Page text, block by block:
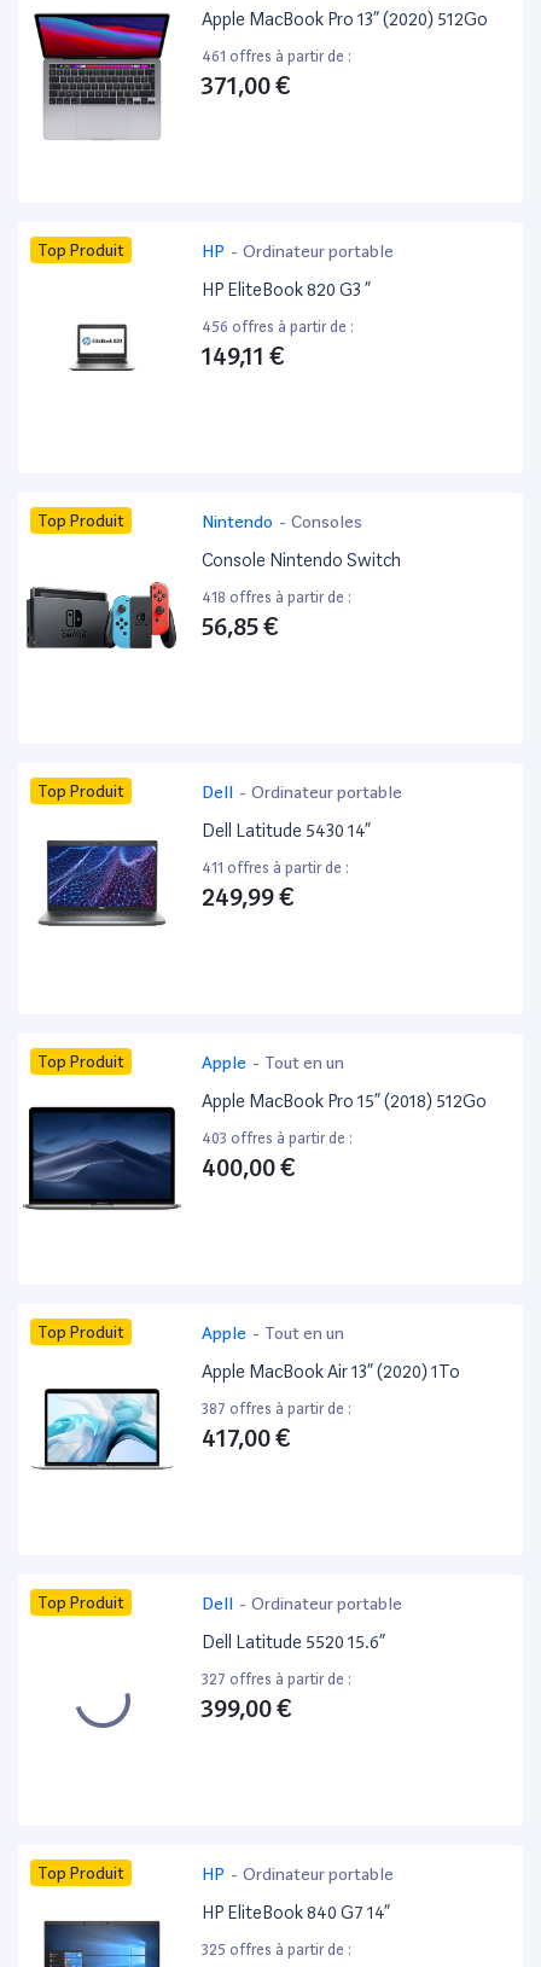
Apple MacBook Pro 13” (2020) 512Go
461 offres à partir de :
371,00 €
Top Produit HP - Ordinateur portable
HP EliteBook 820 G3 ”
456 offres à partir de :
149,11 €
Top Produit Nintendo - Consoles
Console Nintendo Switch
418 offres à partir de :
56,85 €
Top Produit Dell - Ordinateur portable
Dell Latitude 5430 14”
411 offres à partir de :
249,99 €
Top Produit Apple - Tout en un
Apple MacBook Pro 15” (2018) 512Go
403 offres à partir de :
400,00 €
Top Produit Apple - Tout en un
Apple MacBook Air 13” (2020) 1To
387 offres à partir de :
417,00 €
Top Produit Dell - Ordinateur portable
Dell Latitude 5520 15.6”
327 offres à partir de :
399,00 €
Top Produit HP - Ordinateur portable
HP EliteBook 840 G7 14”
325 offres à partir de :